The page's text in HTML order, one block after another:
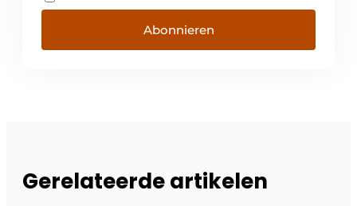
Abonnieren
Gerelateerde artikelen